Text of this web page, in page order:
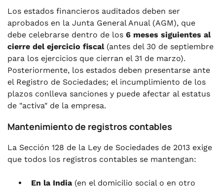
Los estados financieros auditados deben ser
aprobados en la Junta General Anual (AGM), que
debe celebrarse dentro de los 6 meses siguientes al
cierre del ejercicio fiscal(antes del 30 de septiembre
para los ejercicios que cierran el 31 de marzo).
Posteriormente, los estados deben presentarse ante
el Registro de Sociedades; el incumplimiento de los
plazos conlleva sanciones y puede afectar al estatus
de "activa" de la empresa.
Mantenimiento de registros contables
La Sección 128 de la Ley de Sociedades de 2013 exige
que todos los registros contables se mantengan:
En la India (en el domicilio social o en otro